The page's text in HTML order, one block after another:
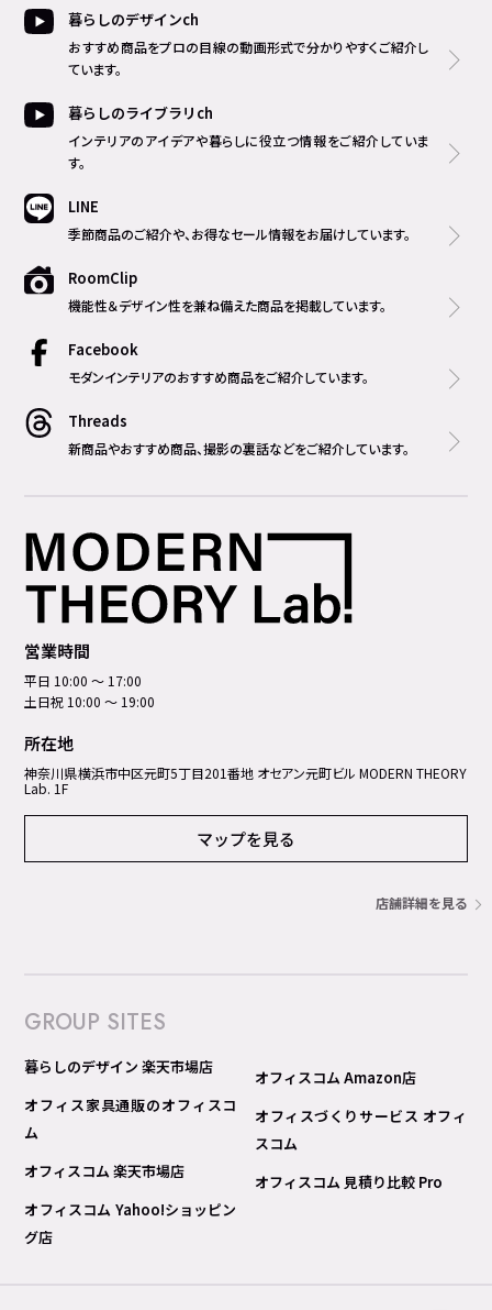
暮らしのデザインch
おすすめ商品をプロの目線の動画形式で分かりやすくご紹介し
ています。
暮らしのライブラリch
インテリアのアイデアや暮らしに役立つ情報をご紹介していま
す。
LINE
季節商品のご紹介や、お得なセール情報をお届けしています。
RoomClip
機能性＆デザイン性を兼ね備えた商品を掲載しています。
Facebook
モダンインテリアのおすすめ商品をご紹介しています。
Threads
新商品やおすすめ商品、撮影の裏話などをご紹介しています。
営業時間
平日 10:00 ～ 17:00
土日祝 10:00 ～ 19:00
所在地
神奈川県横浜市中区元町5丁⽬201番地 オセアン元町ビル MODERN THEORY
Lab. 1F
マップを見る
店舗詳細を見る
GROUP SITES
暮らしのデザイン 楽天市場店
オフィス家具通販のオフィスコ
ム
オフィスコム 楽天市場店
オフィスコム Yahoo!ショッピン
グ店
オフィスコム Amazon店
オフィスづくりサービス オフィ
スコム
オフィスコム 見積り比較 Pro